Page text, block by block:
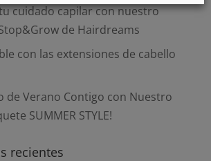
cuidado capilar con nuestro
de Hairdreams
con las extensiones de cabello
de Verano Contigo con Nuestro
SUMMER STYLE!
recientes